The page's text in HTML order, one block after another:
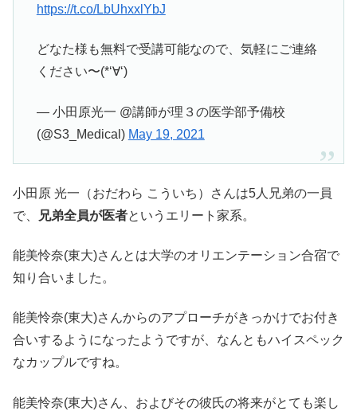
https://t.co/LbUhxxlYbJ
どなた様も無料で受講可能なので、気軽にご連絡
ください〜(*‘∀‘)
— 小田原光一 @講師が理３の医学部予備校
(@S3_Medical) May 19, 2021
小田原 光一（おだわら こういち）さんは5人兄弟の一員
で、
兄弟全員が医者というエリート家系。
能美怜奈(東大)さんとは大学のオリエンテーション合宿で
知り合いました。
能美怜奈(東大)さんからのアプローチがきっかけでお付き
合いするようになったようですが、なんともハイスペック
なカップルですね。
能美怜奈(東大)さん、およびその彼氏の将来がとても楽し